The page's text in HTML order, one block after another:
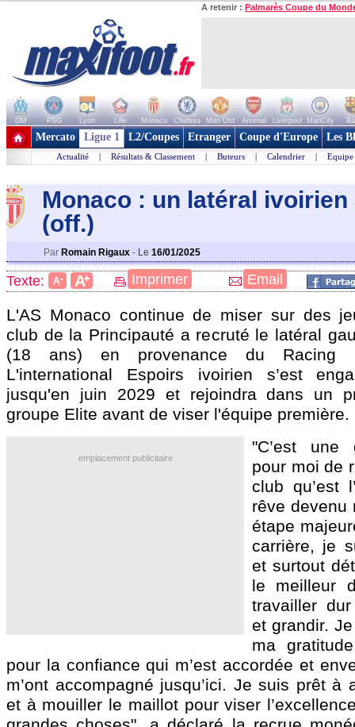
A retenir : Palmarès Coupe du
OM PSG Lyon Lille Monaco Chelsea Man Utd Arsenal Liverpool ManCity
+ de clubs
Mercato Ligue 1 L2/Coupes Etranger Coupe d'Europe Les
Actualité | Résultats & Classement | Buteurs | Calendrier | Equipe
Monaco : un latéral ivoirien
(off.)
Par Romain Rigaux - Le 16/01/2025
Texte: A- A+ Imprimer Email
L'AS Monaco continue de miser sur des
club de la Principauté a recruté le latéral
(18 ans) en provenance du Racing
L'international Espoirs ivoirien s’est
jusqu'en juin 2029 et rejoindra dans un
groupe Elite avant de viser l'équipe première.
emplacement publicitaire
"C’est une
pour moi de
club qu’est
rêve devenu
étape
carrière, je
et surtout
le meilleur
travailler
et grandir.
ma
pour la confiance qui m’est accordée et
m’ont accompagné jusqu’ici. Je suis prêt à
et à mouiller le maillot pour viser